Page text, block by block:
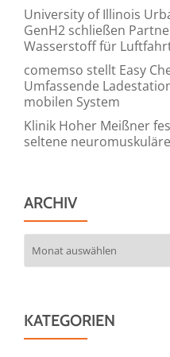
University of Illinois
GenH2 schließen
Wasserstoff für
comemso stellt Easy
Umfassende
mobilen System
Klinik Hoher Meißner
seltene
ARCHIV
KATEGORIEN